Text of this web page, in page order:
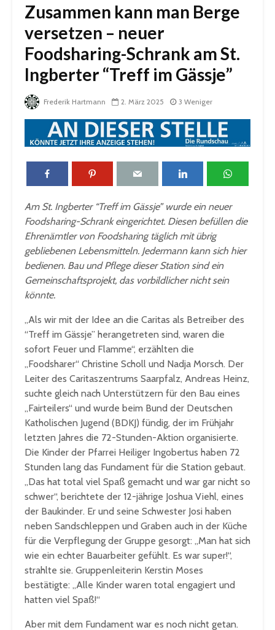
Zusammen kann man Berge
versetzen – neuer
Foodsharing-Schrank am St.
Ingberter “Treff im Gässje”
Frederik Hartmann 2. März 2025 3 Weniger
Am St. Ingberter “Treff im Gässje” wurde ein neuer
Foodsharing-Schrank eingerichtet. Diesen befüllen die
Ehrenämtler von Foodsharing täglich mit übrig
gebliebenen Lebensmitteln. Jedermann kann sich hier
bedienen. Bau und Pflege dieser Station sind ein
Gemeinschaftsprojekt, das vorbildlicher nicht sein
könnte.
„Als wir mit der Idee an die Caritas als Betreiber des
“Treff im Gässje” herangetreten sind, waren die
sofort Feuer und Flamme“, erzählten die
„Foodsharer“ Christine Scholl und Nadja Morsch. Der
Leiter des Caritaszentrums Saarpfalz, Andreas Heinz,
suchte gleich nach Unterstützern für den Bau eines
„Fairteilers“ und wurde beim Bund der Deutschen
Katholischen Jugend (BDKJ) fündig, der im Frühjahr
letzten Jahres die 72-Stunden-Aktion organisierte.
Die Kinder der Pfarrei Heiliger Ingobertus haben 72
Stunden lang das Fundament für die Station gebaut.
„Das hat total viel Spaß gemacht und war gar nicht so
schwer“, berichtete der 12-jährige Joshua Viehl, eines
der Baukinder. Er und seine Schwester Josi haben
neben Sandschleppen und Graben auch in der Küche
für die Verpflegung der Gruppe gesorgt: „Man hat sich
wie ein echter Bauarbeiter gefühlt. Es war super!“,
strahlte sie. Gruppenleiterin Kerstin Moses
bestätigte: „Alle Kinder waren total engagiert und
hatten viel Spaß!“
Aber mit dem Fundament war es noch nicht getan.